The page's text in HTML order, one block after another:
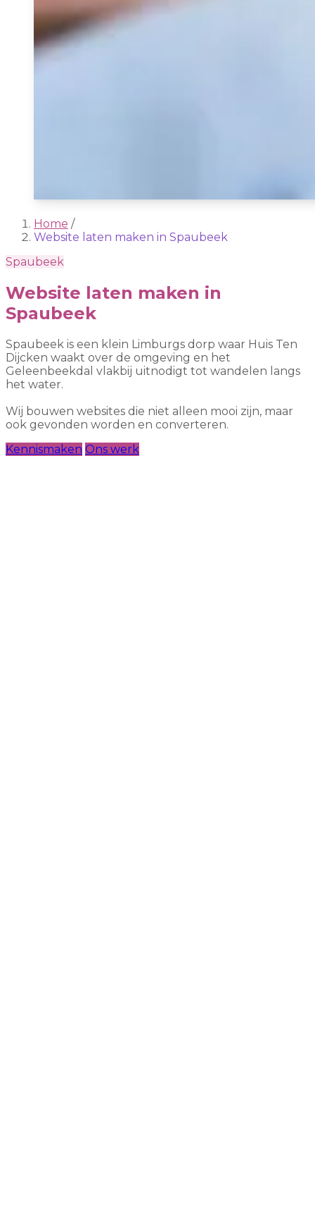
Home /
Website laten maken in Spaubeek
Spaubeek
Website laten maken in
Spaubeek
Spaubeek is een klein Limburgs dorp waar Huis Ten
Dijcken waakt over de omgeving en het
Geleenbeekdal vlakbij uitnodigt tot wandelen langs
het water.
Wij bouwen websites die niet alleen mooi zijn, maar
ook gevonden worden en converteren.
Kennismaken Ons werk